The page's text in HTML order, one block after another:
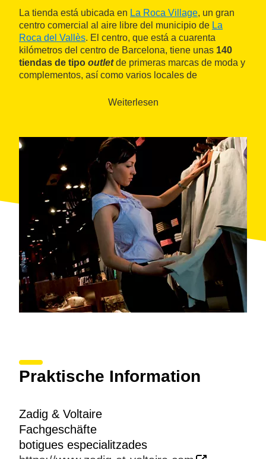
La tienda está ubicada en La Roca Village, un gran
centro comercial al aire libre del municipio de La
Roca del Vallès. El centro, que está a cuarenta
kilómetros del centro de Barcelona, tiene unas 140
tiendas de tipo outletde primeras marcas de moda y
complementos, así como varios locales de
Weiterlesen
Praktische Information
Zadig & Voltaire
Fachgeschäfte
botigues especialitzades